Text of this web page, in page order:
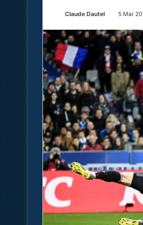
Claude Dautel 5 Mar